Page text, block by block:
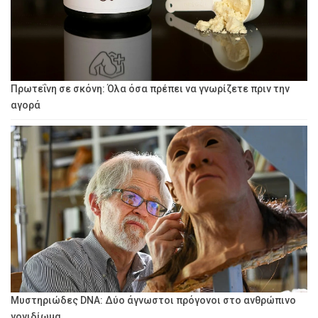
Πρωτεΐνη σε σκόνη: Όλα όσα πρέπει να γνωρίζετε πριν την
αγορά
Μυστηριώδες DNA: Δύο άγνωστοι πρόγονοι στο ανθρώπινο